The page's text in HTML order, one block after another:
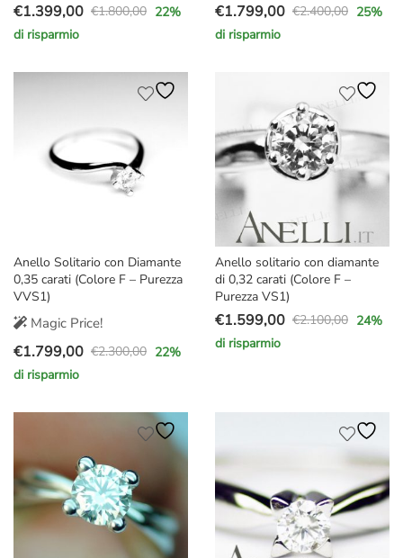
€1.800,00
Il
prezzo
€1.399,00
Il
prezzo
22%
di risparmio
€2.400,00
Il
prezzo
€2.400,00.
€1.799,00
Il
prezzo
€1.799,00.
25%
di risparmio
Anello Solitario con Diamante
0,35 carati (Colore F – Purezza
VVS1)
Magic Price!
€2.300,00
Il
prezzo
€2.300,00.
€1.799,00
Il
prezzo
€1.799,00.
22%
di risparmio
Anello solitario con diamante
di 0,32 carati (Colore F –
Purezza VS1)
€2.100,00
Il
prezzo
€1.599,00
Il
prezzo
24%
di risparmio